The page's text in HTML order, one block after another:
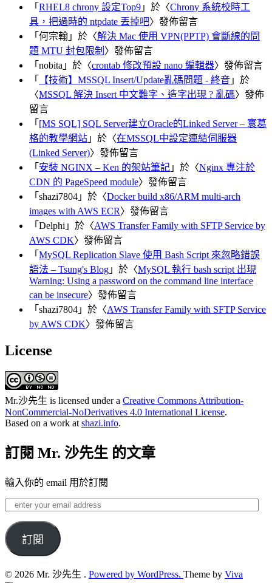
「 RHEL8 chrony 設定Top9 」於〈Chrony 系統校時工
具，把過時的 ntpdate 丟掉吧〉發佈留言
「 何宗翰 」於〈解決 Mac 使用 VPN(PPTP) 會斷線的問
題 MTU 封包限制 〉發佈留言
「 nobita 」於〈crontab 修改預設 nano 編輯器〉發佈留言
「
【技術】MSSQL Insert/Update亂碼問題 - 終音 」於
〈MSSQL 解決 Insert 中文難字、造字出現 ? 亂碼〉發佈
留言
「 [MS SQL] SQL Server建立Oracle的Linked Server – 寰葛
格的教學網站 」於〈在MSSQL中設定連結伺服器
(Linked Server)〉發佈留言
「 安裝 NGINX – Ken 的架站筆記 」於〈Nginx 專注於
CDN 的 PageSpeed module〉發佈留言
「 shazi7804 」於〈Docker build x86/ARM multi-arch
images with AWS ECR〉發佈留言
「 Delphi 」於〈AWS Transfer Family with SFTP Service by
AWS CDK〉發佈留言
「 MySQL Replication Slave 使用 Bash Script 來忽略錯誤
語法 – Tsung's Blog 」於〈MySQL 執行 bash script 出現
Warning: Using a password on the command line interface
can be insecure〉發佈留言
「 shazi7804 」於〈AWS Transfer Family with SFTP Service
by AWS CDK〉發佈留言
License
Mr.沙先生 is licensed under a Creative Commons Attribution-
NonCommercial-NoDerivatives 4.0 International License.
Based on a work at shazi.info.
訂閱 Mr. 沙先生 的文章
輸入你的 email 用於訂閱
enter
your
email
address訂閱
© 2026 Mr. 沙先生 . Powered by WordPress. Theme by Viva